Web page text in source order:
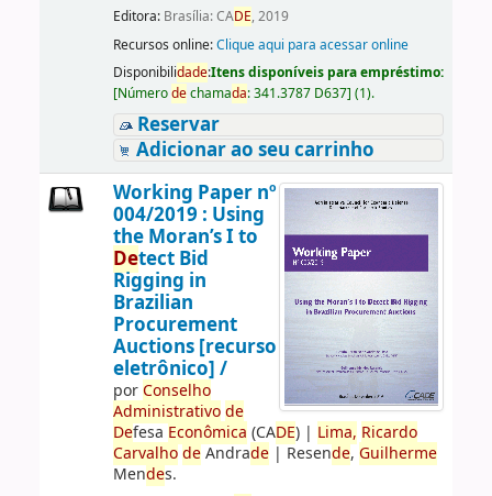
Editora: Brasília: CADE, 2019
Recursos online:Clique aqui para acessar online
Disponibilidade:Itens disponíveis para empréstimo:
[Númerodechamada:341.3787 D637] (1).
Reservar
Adicionar ao seu carrinho
Working Paper nº
004/2019 : Using
the Moran’s I to
Detect Bid
Rigging in
Brazilian
Procurement
Auctions [recurso
eletrônico] /
porConselho
Administrativo de
Defesa Econômica (CADE)| Lima, Ricardo
Carvalho deAndrade| Resende, Guilherme
Mendes.